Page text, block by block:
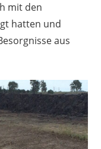
mit den
hatten und
aus